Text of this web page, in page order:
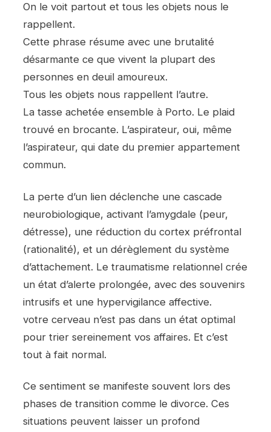
On le voit partout et tous les objets nous le
rappellent.
Cette phrase résume avec une brutalité
désarmante ce que vivent la plupart des
personnes en deuil amoureux.
Tous les objets nous rappellent l’autre.
La tasse achetée ensemble à Porto. Le plaid
trouvé en brocante. L’aspirateur, oui, même
l’aspirateur, qui date du premier appartement
commun.
La perte d’un lien déclenche une cascade
neurobiologique, activant l’amygdale (peur,
détresse), une réduction du cortex préfrontal
(rationalité), et un dérèglement du système
d’attachement. Le traumatisme relationnel crée
un état d’alerte prolongée, avec des souvenirs
intrusifs et une hypervigilance affective.
votre cerveau n’est pas dans un état optimal
pour trier sereinement vos affaires. Et c’est
tout à fait normal.
Ce sentiment se manifeste souvent lors des
phases de transition comme le divorce. Ces
situations peuvent laisser un profond